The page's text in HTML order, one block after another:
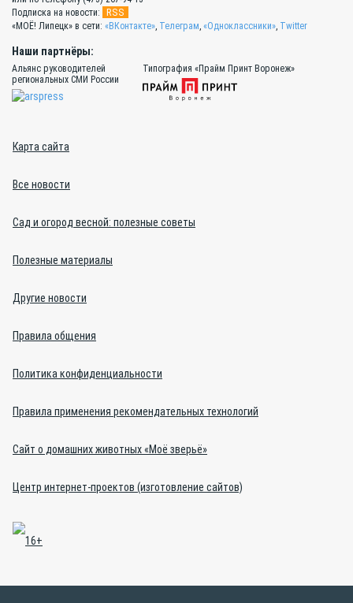
Подписка на новости:
RSS
«МОЁ! Липецк» в сети: «ВКонтакте», Телеграм, «Одноклассники», Twitter
Наши партнёры:
Альянс руководителей
региональных СМИ России
Типография «Прайм Принт Воронеж»
Карта сайта
Все новости
Сад и огород весной: полезные советы
Полезные материалы
Другие новости
Правила общения
Политика конфиденциальности
Правила применения рекомендательных технологий
Сайт о домашних животных «Моё зверьё»
Центр интернет-проектов (изготовление сайтов)